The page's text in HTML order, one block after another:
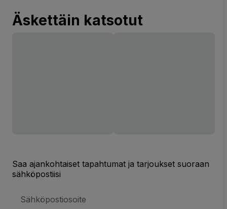
Äskettäin katsotut
Saa ajankohtaiset tapahtumat ja tarjoukset suoraan
sähköpostiisi